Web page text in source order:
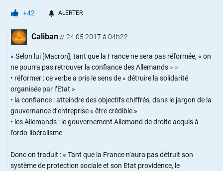
+42 ALERTER
Caliban // 24.05.2017 à 04h22
« Selon lui [Macron], tant que la France ne sera pas réformée, « on
ne pourra pas retrouver la confiance des Allemands » »
• réformer : ce verbe a pris le sens de « détruire la solidarité
organisée par l’Etat »
• la confiance : atteindre des objectifs chiffrés, dans le jargon de la
gouvernance d’entreprise « être crédible »
• les Allemands : le gouvernement Allemand de droite acquis à
l’ordo-libéralisme
Donc on traduit : « Tant que la France n’aura pas détruit son
système de protection sociale et son Etat providence, le